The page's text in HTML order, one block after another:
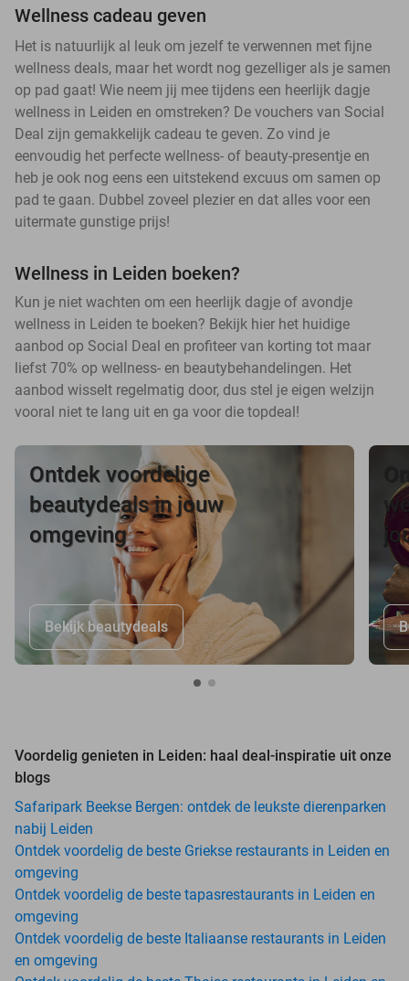
Wellness cadeau geven
Het is natuurlijk al leuk om jezelf te verwennen met fijne
wellness deals, maar het wordt nog gezelliger als je samen
op pad gaat! Wie neem jij mee tijdens een heerlijk dagje
wellness in Leiden en omstreken? De vouchers van Social
Deal zijn gemakkelijk cadeau te geven. Zo vind je
eenvoudig het perfecte wellness- of beauty-presentje en
heb je ook nog eens een uitstekend excuus om samen op
pad te gaan. Dubbel zoveel plezier en dat alles voor een
uitermate gunstige prijs!
Wellness in Leiden boeken?
Kun je niet wachten om een heerlijk dagje of avondje
wellness in Leiden te boeken? Bekijk hier het huidige
aanbod op Social Deal en profiteer van korting tot maar
liefst 70% op wellness- en beautybehandelingen. Het
aanbod wisselt regelmatig door, dus stel je eigen welzijn
vooral niet te lang uit en ga voor die topdeal!
Ontdek voordelige
beautydeals in jouw
omgeving
Bekijk beautydeals
Voordelig genieten in Leiden: haal deal-inspiratie uit onze
blogs
Safaripark Beekse Bergen: ontdek de leukste dierenparken
nabij Leiden
Ontdek voordelig de beste Griekse restaurants in Leiden en
omgeving
Ontdek voordelig de beste tapasrestaurants in Leiden en
omgeving
Ontdek voordelig de beste Italiaanse restaurants in Leiden
en omgeving